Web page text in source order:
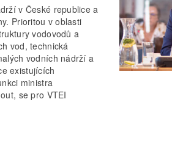
v České republice a
Prioritou v oblasti
vodovodů a
vod, technická
vodních nádrží a
existujících
ministra
se pro VTEI